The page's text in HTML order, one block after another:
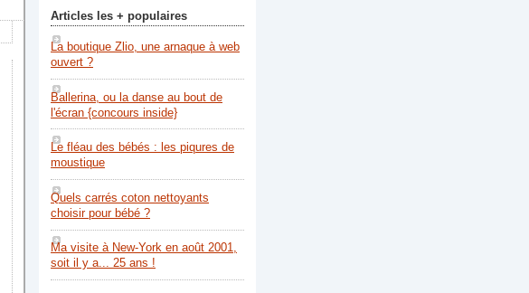
Articles les + populaires
La boutique Zlio, une arnaque à web
ouvert ?
Ballerina, ou la danse au bout de
l'écran {concours inside}
Le fléau des bébés : les piqures de
moustique
Quels carrés coton nettoyants
choisir pour bébé ?
Ma visite à New-York en août 2001,
soit il y a... 25 ans !